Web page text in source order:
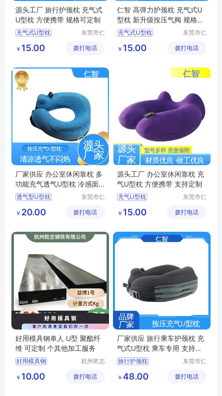
源头工厂 旅行护颈枕 充气式
U型枕 方便携带 规格可定制
充气式U型枕
旅行乘车护颈枕
充气U型枕生产厂家
东莞市仁
技有限公
￥ 15.00 拨打电话
仁智 高弹力护颈枕 充气式U
型枕 新升级按压气阀 规格可
定制
充气式U型枕
充气U型枕生产
东莞市仁
技有限公
￥ 15.00 拨打电话
厂家供应 办公室休闲靠枕 多
功能充气透气U型枕 冷感面
料 规格可定制
透气型U型枕
办公室休闲靠枕
东莞市仁
技有限公
￥ 20.00 拨打电话
源头工厂 办公室休闲靠枕 充
气U型枕 方便携带 支持定制
充气U型枕
旅行护颈枕
U型枕定制
东莞市仁
技有限公
￥ 15.00 拨打电话
好用模具钢单人 U型 聚酯纤
维 可定制 个其他加工服务
好用模具钢
杭州乾志
公司
￥ 10.00 拨打电话
厂家供应 旅行乘车护颈枕 充
气式U型枕 乘车专用 支持定
制
旅行护颈枕
透气U型枕
东莞市仁
技有限公
￥ 48.00 拨打电话